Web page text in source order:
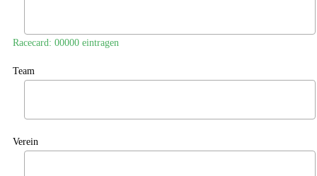
Racecard: 00000 eintragen
Team
Verein